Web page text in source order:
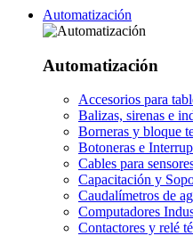
Automatización
Automatización
Accesorios para
Balizas, sirenas e
Borneras y bloque
Botoneras e
Cables para
Capacitación y
Caudalímetros de
Computadores
Contactores y relé